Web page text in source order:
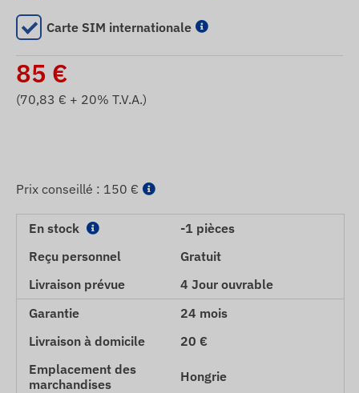
Carte SIM internationale
85 €
(70,83 € + 20% T.V.A.)
Prix ​​conseillé : 150 €
En stock
-1 pièces
Reçu personnel
Gratuit
Livraison prévue
4 Jour ouvrable
Garantie
24 mois
Livraison à domicile
20 €
Emplacement des
marchandises
Hongrie